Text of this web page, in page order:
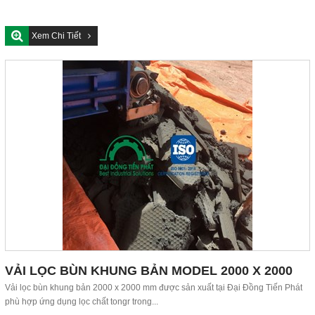
Xem Chi Tiết
VẢI LỌC BÙN KHUNG BẢN MODEL 2000 X 2000
MM
Vải lọc bùn khung bản 2000 x 2000 mm được sản xuất tại Đại Đồng Tiến Phát
phù hợp ứng dụng lọc chất tongr trong...